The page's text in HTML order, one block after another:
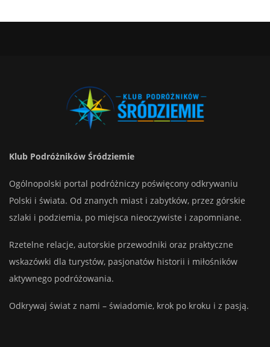
Klub Podróżników Śródziemie
Ogólnopolski portal podróżniczy poświęcony odkrywaniu
Polski i świata. Od znanych miast i zabytków, przez górskie
szlaki i podziemia, po miejsca nieoczywiste i zapomniane.
Rzetelne relacje, autorskie przewodniki oraz praktyczne
wskazówki dla turystów, pasjonatów historii i miłośników
aktywnego podróżowania.
Odkrywaj świat z nami – świadomie, krok po kroku i z pasją.